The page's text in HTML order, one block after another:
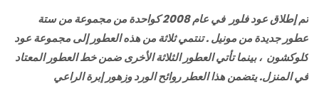
تم إطلاق عود فلور في عام 2008 كواحدة من مجموعة من ستة
عطور جديدة من مونيل . تنتمي ثلاثة من هذه العطور إلى مجموعة عود
كلوكشون ، بينما تأتي العطور الثلاثة الأخرى ضمن خط العطور المعتاد
في المنزل. يتضمن هذا العطر روائح الورد وزهور إبرة الراعي